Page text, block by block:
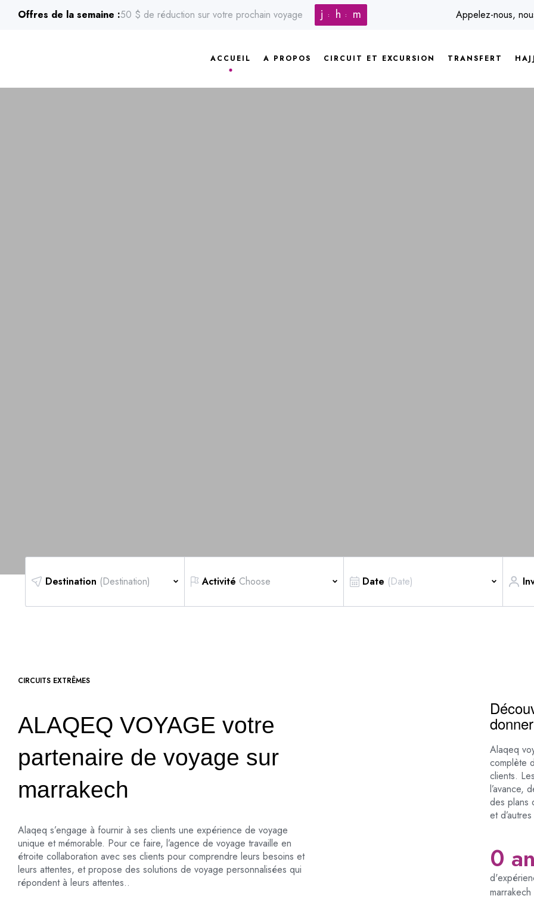
Offres de la semaine :50 $ de réduction sur votre prochain voyage j h m Appelez-nous,
ACCUEIL A PROPOS CIRCUIT ET EXCURSION TRANSFERT
Destination (Destination) Activité Choose Date
CIRCUITS EXTRÊMES
ALAQEQ VOYAGE votre
partenaire de voyage sur
marrakech
Alaqeq s’engage à fournir à ses clients une expérience de voyage
unique et mémorable. Pour ce faire, l’agence de voyage travaille en
étroite collaboration avec ses clients pour comprendre leurs besoins et
leurs attentes, et propose des solutions de voyage personnalisées qui
répondent à leurs attentes..
Alaqeq
complète
clients.
l’avance,
des plans
et
0
marrakech